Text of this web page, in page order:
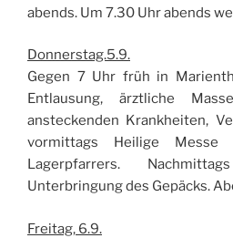
abends. Um 7.30 Uhr abends
Donnerstag.5.9.
Gegen 7 Uhr früh in
Entlausung, ärztliche
ansteckenden Krankheiten,
vormittags Heilige Messe
Lagerpfarrers.
Unterbringung des Gepäcks.
Freitag, 6.9.